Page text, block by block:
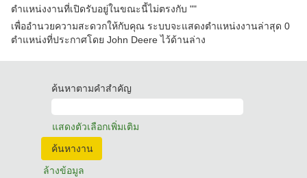
ตำแหน่งงานที่เปิดรับอยู่ในขณะนี้ไม่ตรงกับ ""
เพื่ออำนวยความสะดวกให้กับคุณ ระบบจะแสดงตำแหน่งงานล่าสุด 0
ตำแหน่งที่ประกาศโดย John Deere ไว้ด้านล่าง
ค้นหาตามคำสำคัญ
แสดงตัวเลือกเพิ่มเติม
ล้างข้อมูล